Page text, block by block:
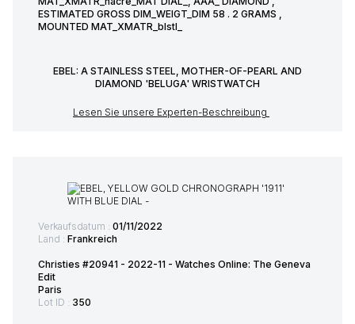
ESTIMATED GROSS DIM_WEIGT_DIM 58 . 2 GRAMS ,
MOUNTED MAT_XMATR_blstl_
EBEL: A STAINLESS STEEL, MOTHER-OF-PEARL AND
DIAMOND 'BELUGA' WRISTWATCH
Lesen Sie unsere Experten-Beschreibung
Verkaufsdatum : 01/11/2022
Land : Frankreich
Christies #20941 - 2022-11 - Watches Online: The Geneva
Edit
Paris
Lot ID : 350